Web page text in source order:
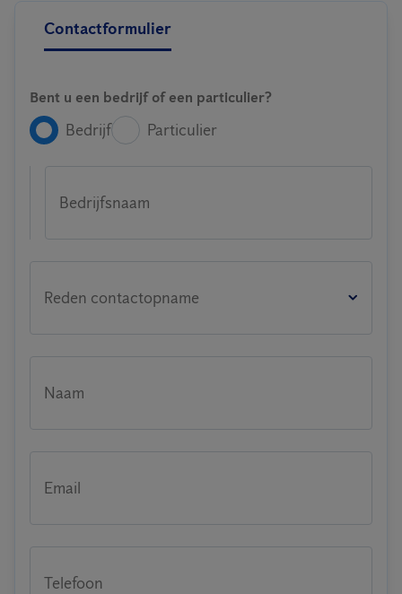
Contactformulier
Bent u een bedrijf of een particulier?
Bedrijf Particulier
Bedrijfsnaam
Reden contactopname
Naam
Email
Telefoon